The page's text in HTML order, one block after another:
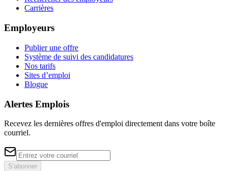
Carrières
Employeurs
Publier une offre
Système de suivi des candidatures
Nos tarifs
Sites d’emploi
Blogue
Alertes Emplois
Recevez les dernières offres d'emploi directement dans votre boîte
courriel.
S'abonner